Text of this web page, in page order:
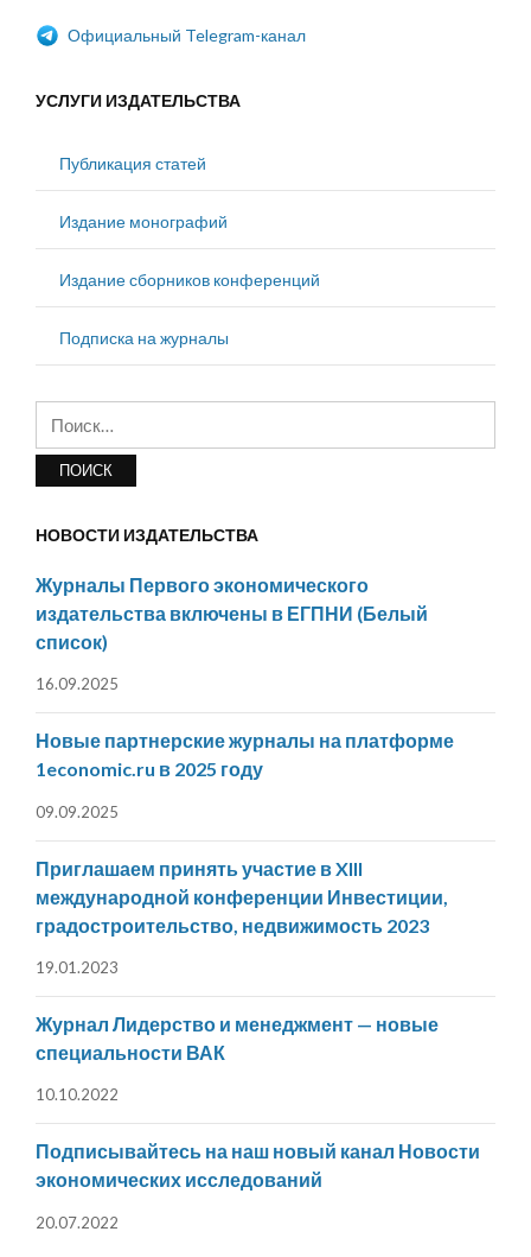
Официальный Telegram-канал
УСЛУГИ ИЗДАТЕЛЬСТВА
Публикация статей
Издание монографий
Издание сборников конференций
Подписка на журналы
НОВОСТИ ИЗДАТЕЛЬСТВА
Журналы Первого экономического
издательства включены в ЕГПНИ (Белый
список)
16.09.2025
Новые партнерские журналы на платформе
1economic.ru в 2025 году
09.09.2025
Приглашаем принять участие в XIII
международной конференции Инвестиции,
градостроительство, недвижимость 2023
19.01.2023
Журнал Лидерство и менеджмент — новые
специальности ВАК
10.10.2022
Подписывайтесь на наш новый канал Новости
экономических исследований
20.07.2022